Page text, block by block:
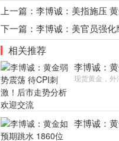
上一篇： 李博诚：美指施压
下一篇： 李博诚：美官员强
相关推荐
李博诚：
现货黄金，
李博诚：